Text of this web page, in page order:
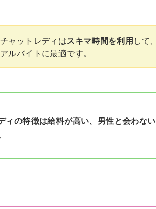
チャットレディはスキマ時間を利用して
アルバイトに最適です。
ィの特徴は給料が高い、男性と会わな